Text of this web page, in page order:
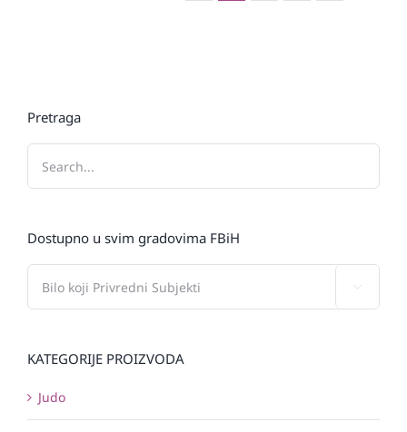
Pretraga
Dostupno u svim gradovima FBiH
KATEGORIJE PROIZVODA
Judo